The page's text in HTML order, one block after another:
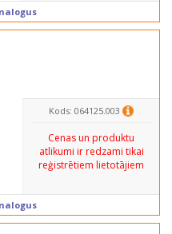
Kods: 064125.003
Cenas un produktu
atlikumi ir redzami tikai
reģistrētiem lietotājiem